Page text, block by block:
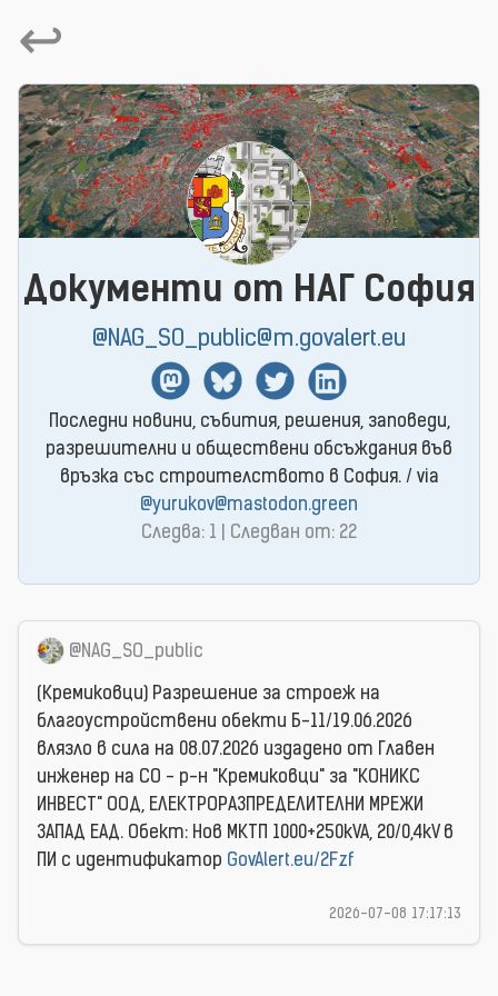
↩
Документи от НАГ София
@NAG_SO_public@m.govalert.eu
MastodonBlueSkyTwitterLinkedin
Последни новини, събития, решения, заповеди,
разрешителни и обществени обсъждания във
връзка със строителството в София. / via
@yurukov@mastodon.green
Следва: 1 | Следван от: 22
@NAG_SO_public
(Кремиковци) Разрешение за строеж на
благоустройствени обекти Б-11/19.06.2026
влязло в сила на 08.07.2026 издаденo от Главен
инженер на СО - р-н "Кремиковци" за "КОНИКС
ИНВЕСТ" ООД, ЕЛЕКТРОРАЗПРЕДЕЛИТЕЛНИ МРЕЖИ
ЗАПАД ЕАД. Обект: Нов МКТП 1000+250kVA, 20/0,4kV в
ПИ с идентификатор GovAlert.eu/2Fzf
2026-07-08 17:17:13